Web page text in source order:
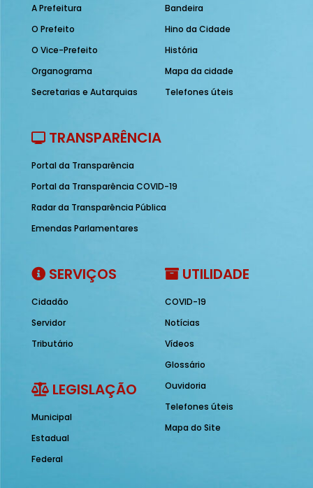
A Prefeitura
O Prefeito
O Vice-Prefeito
Organograma
Secretarias e Autarquias
Bandeira
Hino da Cidade
História
Mapa da cidade
Telefones úteis
TRANSPARÊNCIA
Portal da Transparência
Portal da Transparência COVID-19
Radar da Transparência Pública
Emendas Parlamentares
SERVIÇOS
Cidadão
Servidor
Tributário
LEGISLAÇÃO
Municipal
Estadual
Federal
UTILIDADE
COVID-19
Notícias
Vídeos
Glossário
Ouvidoria
Telefones úteis
Mapa do Site